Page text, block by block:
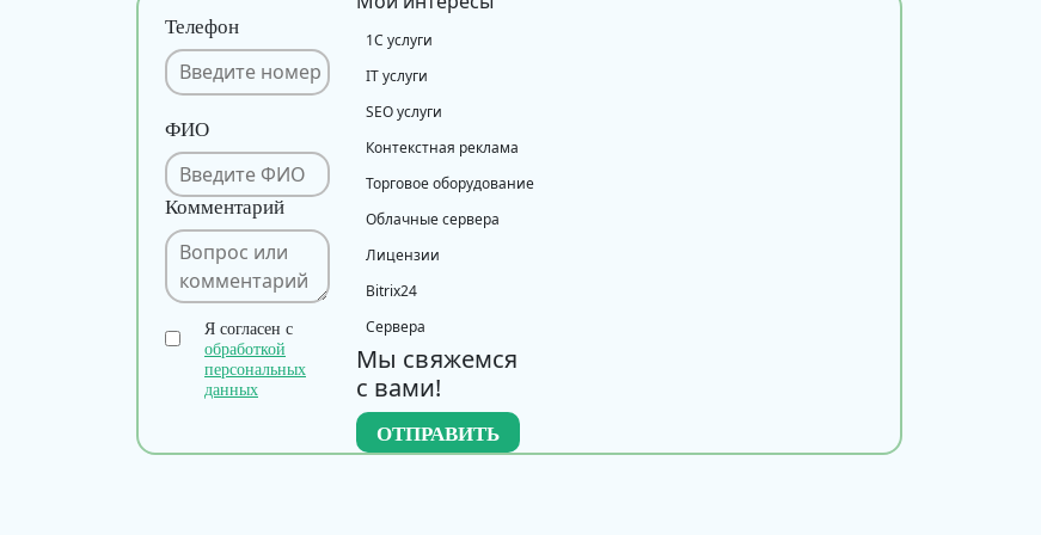
Телефон
ФИО
Комментарий
Я согласен с
обработкой
персональных
данных
1С услуги
IT услуги
SEO услуги
Контекстная реклама
Торговое оборудование
Облачные сервера
Лицензии
Bitrix24
Сервера
Мы свяжемся
с вами!